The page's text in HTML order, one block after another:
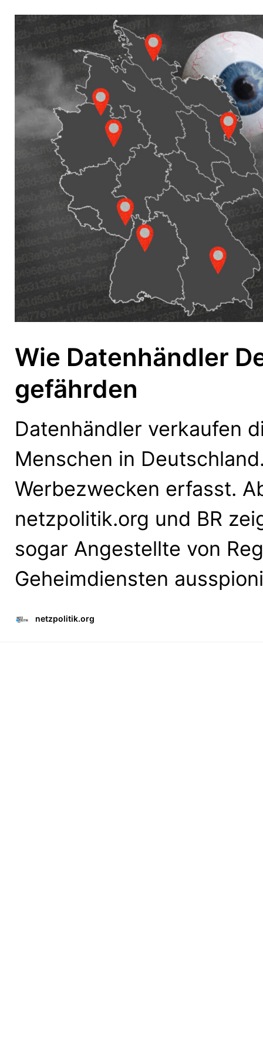
Wie Datenhändler
gefährden
Datenhändler verkaufen
Menschen in
Werbezwecken erfasst.
netzpolitik.org und BR
sogar Angestellte von
Geheimdiensten
netzpolitik.org